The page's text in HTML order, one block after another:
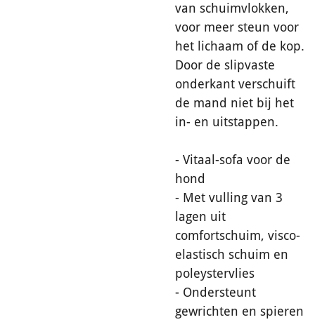
van schuimvlokken,
voor meer steun voor
het lichaam of de kop.
Door de slipvaste
onderkant verschuift
de mand niet bij het
in- en uitstappen.
- Vitaal-sofa voor de
hond
- Met vulling van 3
lagen uit
comfortschuim, visco-
elastisch schuim en
poleystervlies
- Ondersteunt
gewrichten en spieren